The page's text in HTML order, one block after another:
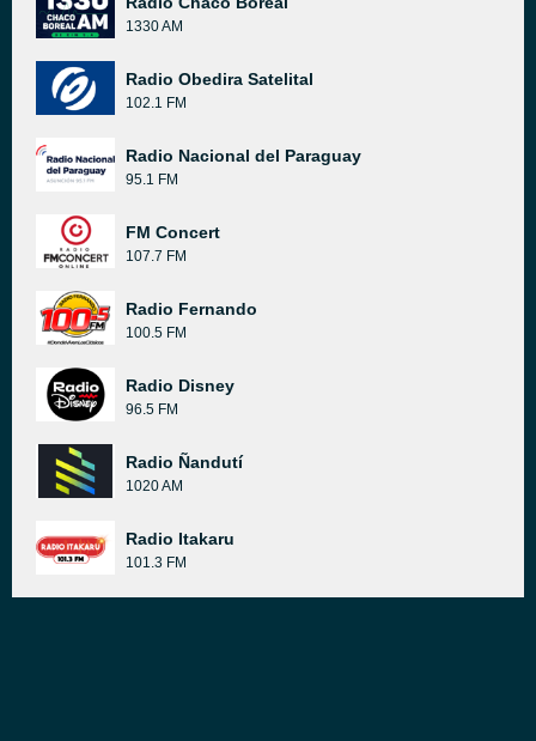
1330 AM
Radio Obedira Satelital
102.1 FM
Radio Nacional del Paraguay
95.1 FM
FM Concert
107.7 FM
Radio Fernando
100.5 FM
Radio Disney
96.5 FM
Radio Ñandutí
1020 AM
Radio Itakaru
101.3 FM